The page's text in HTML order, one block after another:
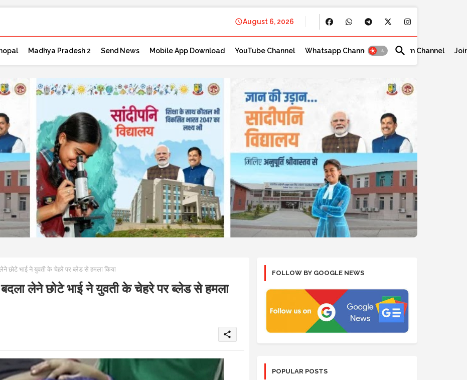
August 6, 2026
Madhya Pradesh 2 Send News Mobile App Download YouTube Channel Whatsapp Channel Telegram Channel
छोटे भाई ने युवती के चेहरे पर ब्लेड से हमला किया
लेने छोटे भाई ने युवती के चेहरे पर ब्लेड से हमला
share
FOLLOW BY GOOGLE NEWS
POPULAR POSTS